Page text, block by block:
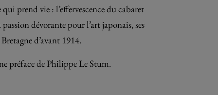
prend vie : l’effervescence du cabaret
dévorante pour l’art japonais, ses
d’avant 1914.
préface de Philippe Le Stum.